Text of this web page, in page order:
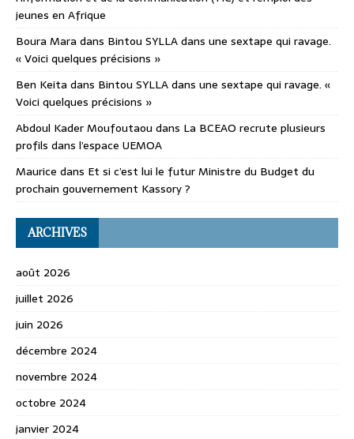
jeunes en Afrique
Boura Mara dans Bintou SYLLA dans une sextape qui ravage.
« Voici quelques précisions »
Ben Keita dans Bintou SYLLA dans une sextape qui ravage. «
Voici quelques précisions »
Abdoul Kader Moufoutaou dans La BCEAO recrute plusieurs
profils dans l’espace UEMOA
Maurice dans Et si c’est lui le futur Ministre du Budget du
prochain gouvernement Kassory ?
ARCHIVES
août 2026
juillet 2026
juin 2026
décembre 2024
novembre 2024
octobre 2024
janvier 2024